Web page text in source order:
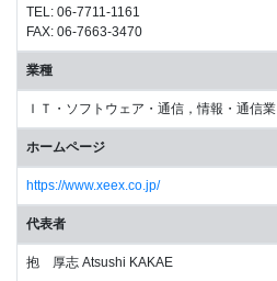
TEL: 06-7711-1161
FAX: 06-7663-3470
業種
ＩＴ・ソフトウェア・通信，情報・通信業
ホームページ
https://www.xeex.co.jp/
代表者
抱 厚志 Atsushi KAKAE